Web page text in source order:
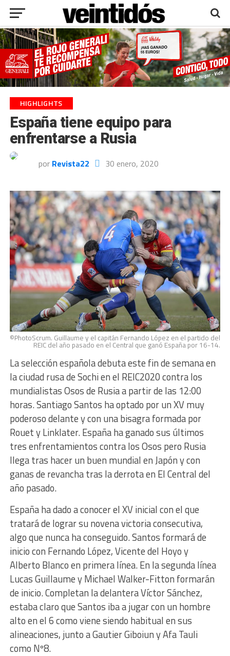
HIGHLIGHTS
España tiene equipo para
enfrentarse a Rusia
por Revista22 30 enero, 2020
©PhotoScrum. Guillaume y el capitán Fernando López en el partido del
REIC del año pasado en el Central que ganó España por 16-14.
La selección española debuta este fin de semana en
la ciudad rusa de Sochi en el REIC2020 contra los
mundialistas Osos de Rusia a partir de las 12:00
horas. Santiago Santos ha optado por un XV muy
poderoso delante y con una bisagra formada por
Rouet y Linklater. España ha ganado sus últimos
tres enfrentamientos contra los Osos pero Rusia
llega tras hacer un buen mundial en Japón y con
ganas de revancha tras la derrota en El Central del
año pasado.
España ha dado a conocer el XV inicial con el que
tratará de lograr su novena victoria consecutiva,
algo que nunca ha conseguido. Santos formará de
inicio con Fernando López, Vicente del Hoyo y
Alberto Blanco en primera línea. En la segunda línea
Lucas Guillaume y Michael Walker-Fitton formarán
de inicio. Completan la delantera Víctor Sánchez,
estaba claro que Santos iba a jugar con un hombre
alto en el 6 como viene siendo habitual en sus
alineaciones, junto a Gautier Giboiun y Afa Tauli
como Nº8.